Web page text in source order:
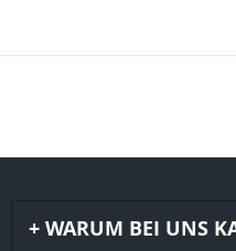
WARUM BEI UNS